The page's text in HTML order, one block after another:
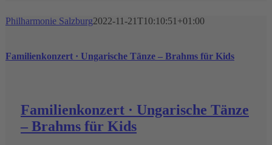
Philharmonie Salzburg2022-11-21T10:10:51+01:00
Familienkonzert · Ungarische Tänze – Brahms für Kids
Familienkonzert · Ungarische Tänze
– Brahms für Kids